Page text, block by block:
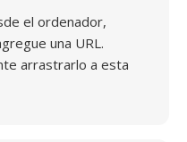
el ordenador,
una URL.
arrastrarlo a esta